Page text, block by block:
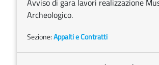
Avviso di gara lavori realizzazione
Archeologico.
Sezione:Appalti e Contratti